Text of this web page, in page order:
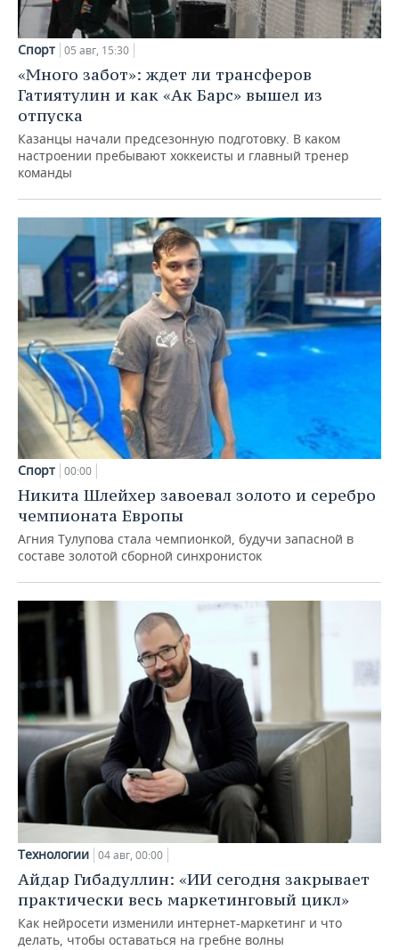
Спорт 05 авг, 15:30
«Много забот»: ждет ли трансферов
Гатиятулин и как «Ак Барс» вышел из
отпуска
Казанцы начали предсезонную подготовку. В каком
настроении пребывают хоккеисты и главный тренер
команды
Спорт 00:00
Никита Шлейхер завоевал золото и серебро
чемпионата Европы
Агния Тулупова стала чемпионкой, будучи запасной в
составе золотой сборной синхронисток
Технологии 04 авг, 00:00
Айдар Гибадуллин: «ИИ сегодня закрывает
практически весь маркетинговый цикл»
Как нейросети изменили интернет-маркетинг и что
делать, чтобы оставаться на гребне волны